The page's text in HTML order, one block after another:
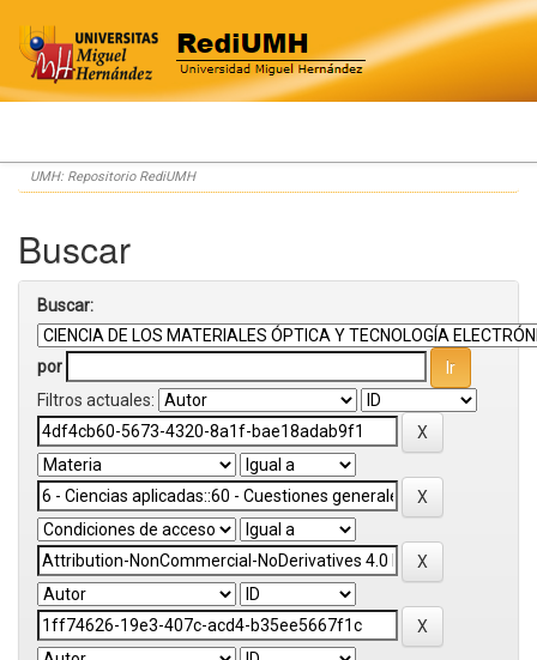
Skip
navigation
UMH: Repositorio RediUMH
Buscar
Buscar:
por
Filtros actuales: